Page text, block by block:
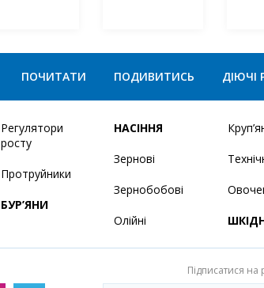
ПОЧИТАТИ ПОДИВИТИСЬ ДІЮЧІ
Регулятори
росту
Протруйники
БУР’ЯНИ
НАСІННЯ
Зернові
Зернобобові
Олійні
Підписатися на